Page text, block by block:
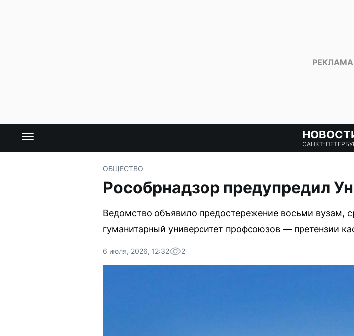
САНКТ-
ОБЩЕСТВО
Рособрнадзор предупредил
Ведомство объявило предостережение восьми вузам,
гуманитарный университет профсоюзов — претензии
6 июля, 2026, 12:32 2